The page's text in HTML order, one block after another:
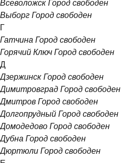
Всеволожск Город свободен
Выборг Город свободен
Г
Гатчина Город свободен
Горячий Ключ Город свободен
Д
Дзержинск Город свободен
Димитровград Город свободен
Дмитров Город свободен
Долгопрудный Город свободен
Домодедово Город свободен
Дубна Город свободен
Дюртюли Город свободен